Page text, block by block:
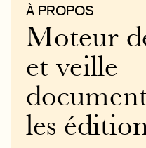
À PROPOS
Moteur
et veille
les